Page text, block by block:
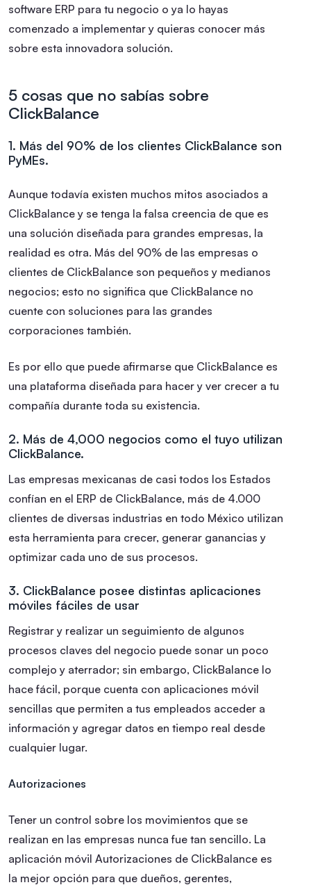
software ERP para tu negocio o ya lo hayas
comenzado a implementar y quieras conocer más
sobre esta innovadora solución.
5 cosas que no sabías sobre
ClickBalance
1. Más del 90% de los clientes ClickBalance son
PyMEs.
Aunque todavía existen muchos mitos asociados a
ClickBalance y se tenga la falsa creencia de que es
una solución diseñada para grandes empresas, la
realidad es otra. Más del 90% de las empresas o
clientes de ClickBalance son pequeños y medianos
negocios; esto no significa que ClickBalance no
cuente con soluciones para las grandes
corporaciones también.
Es por ello que puede afirmarse que ClickBalance es
una plataforma diseñada para hacer y ver crecer a tu
compañía durante toda su existencia.
2. Más de 4,000 negocios como el tuyo utilizan
ClickBalance.
Las empresas mexicanas de casi todos los Estados
confían en el ERP de ClickBalance, más de 4.000
clientes de diversas industrias en todo México utilizan
esta herramienta para crecer, generar ganancias y
optimizar cada uno de sus procesos.
3. ClickBalance posee distintas aplicaciones
móviles fáciles de usar
Registrar y realizar un seguimiento de algunos
procesos claves del negocio puede sonar un poco
complejo y aterrador; sin embargo, ClickBalance lo
hace fácil, porque cuenta con aplicaciones móvil
sencillas que permiten a tus empleados acceder a
información y agregar datos en tiempo real desde
cualquier lugar.
Autorizaciones
Tener un control sobre los movimientos que se
realizan en las empresas nunca fue tan sencillo. La
aplicación móvil Autorizaciones de ClickBalance es
la mejor opción para que dueños, gerentes,